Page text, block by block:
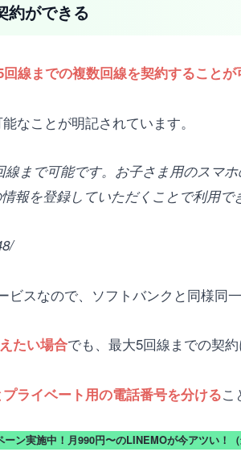
約ができる
線までの複数回線を契約することが
なことが明記されています。
まで可能です。お子さま用のスマ
報を登録していただくことで利用で
スなので、ソフトバンクと同様同
たい場合でも、最大5回線までの契
ライベート用の電話番号を分けるこ
ン実施中！月990円〜のLINEMOが今アツい！